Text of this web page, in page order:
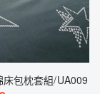
包枕套組/UA009